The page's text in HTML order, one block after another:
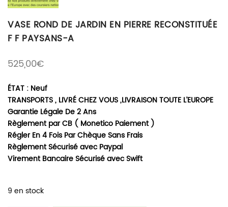
VASE ROND DE JARDIN EN PIERRE RECONSTITUÉE
F F PAYSANS-A
525,00€
ÉTAT : Neuf
TRANSPORTS , LIVRÉ CHEZ VOUS ,LIVRAISON TOUTE L’EUROPE
Garantie Légale De 2 Ans
Règlement par CB ( Monetico Paiement )
Régler En 4 Fois Par Chèque Sans Frais
Règlement Sécurisé avec Paypal
Virement Bancaire Sécurisé avec Swift
9 en stock